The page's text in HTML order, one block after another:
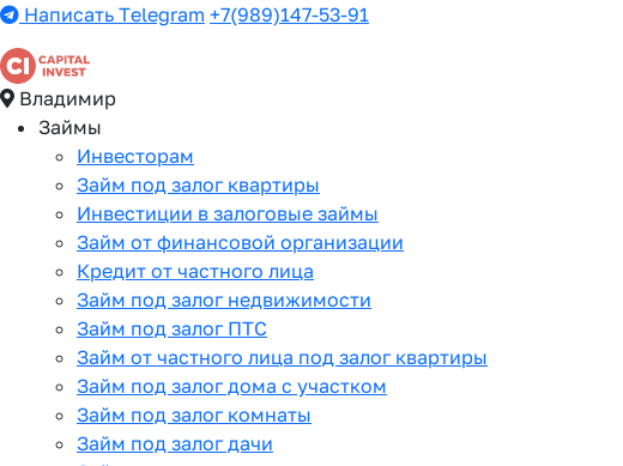
Написать Telegram +7(989)147-53-91
Владимир
Займы
Инвесторам
Займ под залог квартиры
Инвестиции в залоговые займы
Займ от финансовой организации
Кредит от частного лица
Займ под залог недвижимости
Займ под залог ПТС
Займ от частного лица под залог квартиры
Займ под залог дома с участком
Займ под залог комнаты
Займ под залог дачи